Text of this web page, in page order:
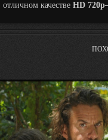
отличном качестве HD